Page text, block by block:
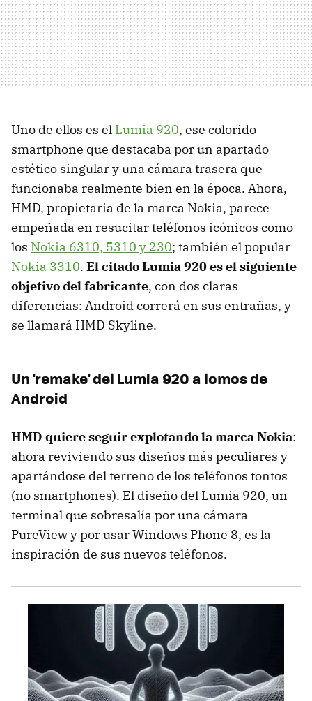
Uno de ellos es el Lumia 920, ese colorido
smartphone que destacaba por un apartado
estético singular y una cámara trasera que
funcionaba realmente bien en la época. Ahora,
HMD, propietaria de la marca Nokia, parece
empeñada en resucitar teléfonos icónicos como
los Nokia 6310, 5310 y 230; también el popular
Nokia 3310. El citado Lumia 920 es el siguiente
objetivo del fabricante, con dos claras
diferencias: Android correrá en sus entrañas, y
se llamará HMD Skyline.
Un 'remake' del Lumia 920 a lomos de
Android
HMD quiere seguir explotando la marca Nokia:
ahora reviviendo sus diseños más peculiares y
apartándose del terreno de los teléfonos tontos
(no smartphones). El diseño del Lumia 920, un
terminal que sobresalía por una cámara
PureView y por usar Windows Phone 8, es la
inspiración de sus nuevos teléfonos.